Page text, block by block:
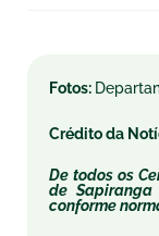
Fotos:
Crédito da
De todos os
de
conforme